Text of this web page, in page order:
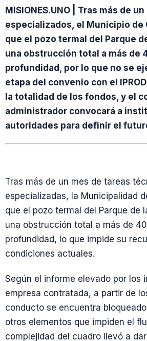
MISIONES.UNO | Tras más de
especializados, el Municipio de
que el pozo termal del Parque
una obstrucción total a más de
profundidad, por lo que no se
etapa del convenio con el
la totalidad de los fondos, y el
administrador convocará a
autoridades para definir el
Tras más de un mes de tareas
especializadas, la Municipalidad
que el pozo termal del Parque de
una obstrucción total a más de
profundidad, lo que impide su
condiciones actuales.
Según el informe elevado por los
empresa contratada, a partir de
conducto se encuentra
otros elementos que impiden el
complejidad del cuadro llevó a